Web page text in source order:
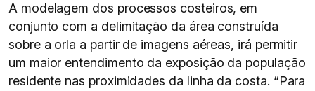
A modelagem dos processos costeiros, em
conjunto com a delimitação da área construída
sobre a orla a partir de imagens aéreas, irá permitir
um maior entendimento da exposição da população
residente nas proximidades da linha da costa. “Para